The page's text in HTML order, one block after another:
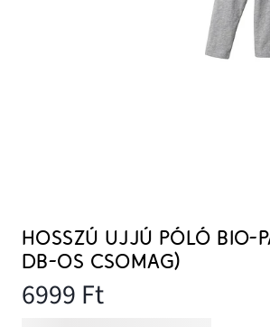
HOSSZÚ UJJÚ PÓLÓ BIO-
DB-OS CSOMAG)
6999 Ft